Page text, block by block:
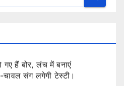
गए हैं बोर, लंच में बनाएं
चावल संग लगेगी टेस्टी।